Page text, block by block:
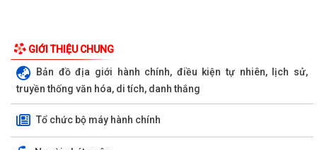
GIỚI THIỆU CHUNG
Bản đồ địa giới hành chính, điều kiện tự nhiên, lịch sử,
truyền thống văn hóa, di tích, danh thắng
Tổ chức bộ máy hành chính